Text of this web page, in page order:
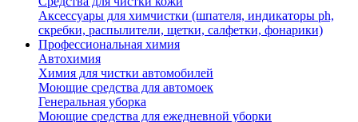
Аксессуары для химчистки (шпателя, индикаторы ph,
скребки, распылители, щетки, салфетки, фонарики)
Профессиональная химия
Автохимия
Химия для чистки автомобилей
Моющие средства для автомоек
Генеральная уборка
Моющие средства для ежедневной уборки